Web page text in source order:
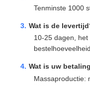
Tenminste 1000
Wat is de
10-25 dagen,
Wat is uw
Massaproductie: